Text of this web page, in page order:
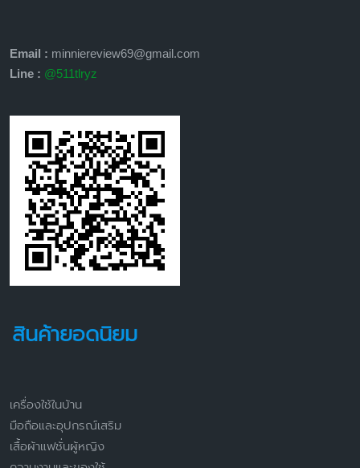
Email : minniereview69@gmail.com
Line : @511tlryz
สินค้ายอดนิยม
เครื่องใช้ในบ้าน
มือถือและอุปกรณ์เสริม
เสื้อผ้าแฟชั่นผู้หญิง